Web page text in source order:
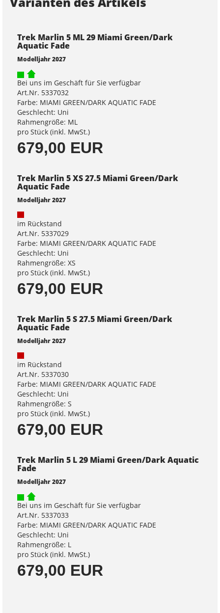
Trek Marlin 5 ML 29 Miami Green/Dark
Aquatic Fade
Modelljahr 2027
Bei uns im Geschäft für Sie verfügbar
Art.Nr. 5337032
Farbe: MIAMI GREEN/DARK AQUATIC FADE
Geschlecht: Uni
Rahmengröße: ML
pro Stück (inkl. MwSt.)
679,00 EUR
Trek Marlin 5 XS 27.5 Miami Green/Dark
Aquatic Fade
Modelljahr 2027
im Rückstand
Art.Nr. 5337029
Farbe: MIAMI GREEN/DARK AQUATIC FADE
Geschlecht: Uni
Rahmengröße: XS
pro Stück (inkl. MwSt.)
679,00 EUR
Trek Marlin 5 S 27.5 Miami Green/Dark
Aquatic Fade
Modelljahr 2027
im Rückstand
Art.Nr. 5337030
Farbe: MIAMI GREEN/DARK AQUATIC FADE
Geschlecht: Uni
Rahmengröße: S
pro Stück (inkl. MwSt.)
679,00 EUR
Trek Marlin 5 L 29 Miami Green/Dark Aquatic
Fade
Modelljahr 2027
Bei uns im Geschäft für Sie verfügbar
Art.Nr. 5337033
Farbe: MIAMI GREEN/DARK AQUATIC FADE
Geschlecht: Uni
Rahmengröße: L
pro Stück (inkl. MwSt.)
679,00 EUR